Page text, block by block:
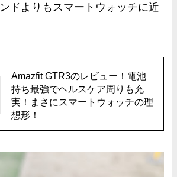
ドよりもスマートウォッチに近
Amazfit GTR3のレビュー！電池
持ち最強でヘルスケア周りも充
実！まさにスマートウォッチの理
想形！